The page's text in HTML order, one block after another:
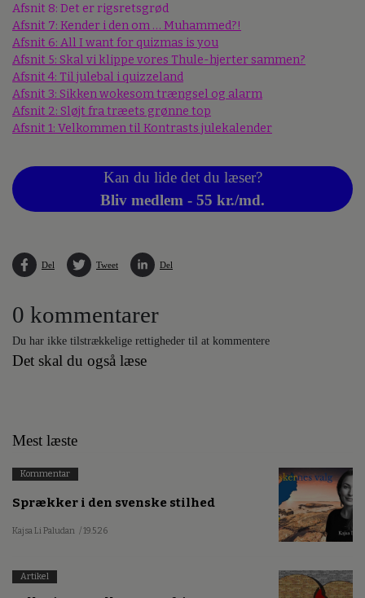
Afsnit 8: Det er rigsretsgrød
Afsnit 7: Kender i den om … Muhammed?!
Afsnit 6: All I want for quizmas is you
Afsnit 5: Skal vi klippe vores Thule-hjerter sammen?
Afsnit 4: Til julebal i quizzeland
Afsnit 3: Sikken wokesom trængsel og alarm
Afsnit 2: Sløjt fra træets grønne top
Afsnit 1: Velkommen til Kontrasts julekalender
Kan du lide det du læser?
Bliv medlem - 55 kr./md.
Del Tweet Del
0 kommentarer
Du har ikke tilstrækkelige rettigheder til at kommentere
Det skal du også læse
Mest læste
Kommentar
Sprækker i den svenske stilhed
Kajsa Li Paludan / 19.5.26
Artikel